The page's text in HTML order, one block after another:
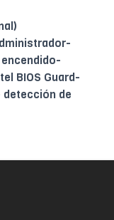
BIOS Guard-
de